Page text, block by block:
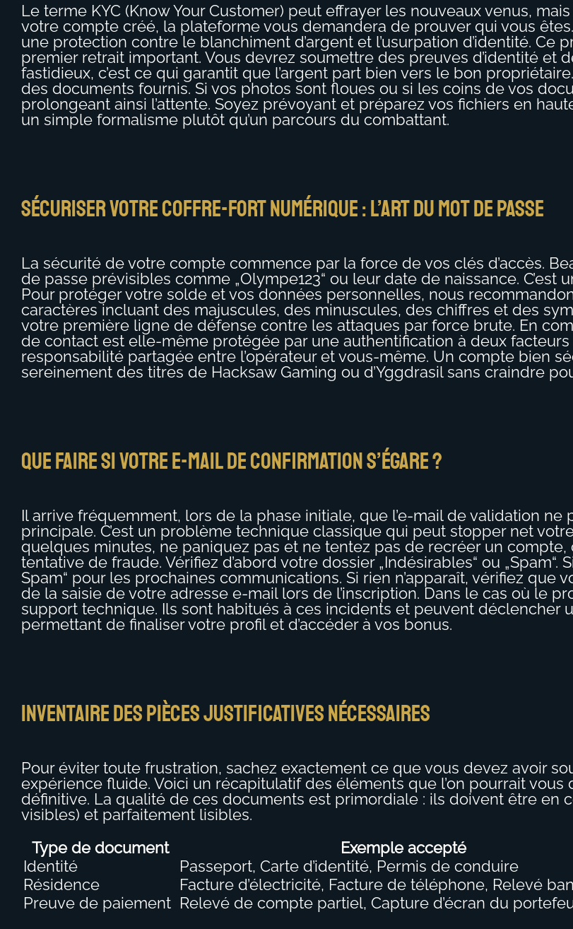
Le terme KYC (Know Your Customer) peut effrayer les nouveaux venus,
votre compte créé, la plateforme vous demandera de prouver qui vous
une protection contre le blanchiment d’argent et l’usurpation d’identité.
premier retrait important. Vous devrez soumettre des preuves d’identité et
fastidieux, c’est ce qui garantit que l’argent part bien vers le bon
des documents fournis. Si vos photos sont floues ou si les coins de vos
prolongeant ainsi l’attente. Soyez prévoyant et préparez vos fichiers en
un simple formalisme plutôt qu’un parcours du combattant.
Sécuriser votre coffre-fort numérique : l’art du mot de passe
La sécurité de votre compte commence par la force de vos clés d’accès.
de passe prévisibles comme „Olympe123“ ou leur date de naissance.
Pour protéger votre solde et vos données personnelles, nous
caractères incluant des majuscules, des minuscules, des chiffres et des
votre première ligne de défense contre les attaques par force brute. En
de contact est elle-même protégée par une authentification à deux
responsabilité partagée entre l’opérateur et vous-même. Un compte bien
sereinement des titres de Hacksaw Gaming ou d’Yggdrasil sans craindre
Que faire si votre e-mail de confirmation s’égare ?
Il arrive fréquemment, lors de la phase initiale, que l’e-mail de validation
principale. C’est un problème technique classique qui peut stopper net
quelques minutes, ne paniquez pas et ne tentez pas de recréer un
tentative de fraude. Vérifiez d’abord votre dossier „Indésirables“ ou „Spam“.
Spam“ pour les prochaines communications. Si rien n’apparaît, vérifiez que
de la saisie de votre adresse e-mail lors de l’inscription. Dans le cas où le
support technique. Ils sont habitués à ces incidents et peuvent déclencher
permettant de finaliser votre profil et d’accéder à vos bonus.
Inventaire des pièces justificatives nécessaires
Pour éviter toute frustration, sachez exactement ce que vous devez avoir
expérience fluide. Voici un récapitulatif des éléments que l’on pourrait
définitive. La qualité de ces documents est primordiale : ils doivent être en
visibles) et parfaitement lisibles.
Type de document
Exemple accepté
Identité
Passeport, Carte d’identité, Permis de conduire
Résidence
Facture d’électricité, Facture de téléphone, Relevé
Preuve de paiement Relevé de compte partiel, Capture d’écran du